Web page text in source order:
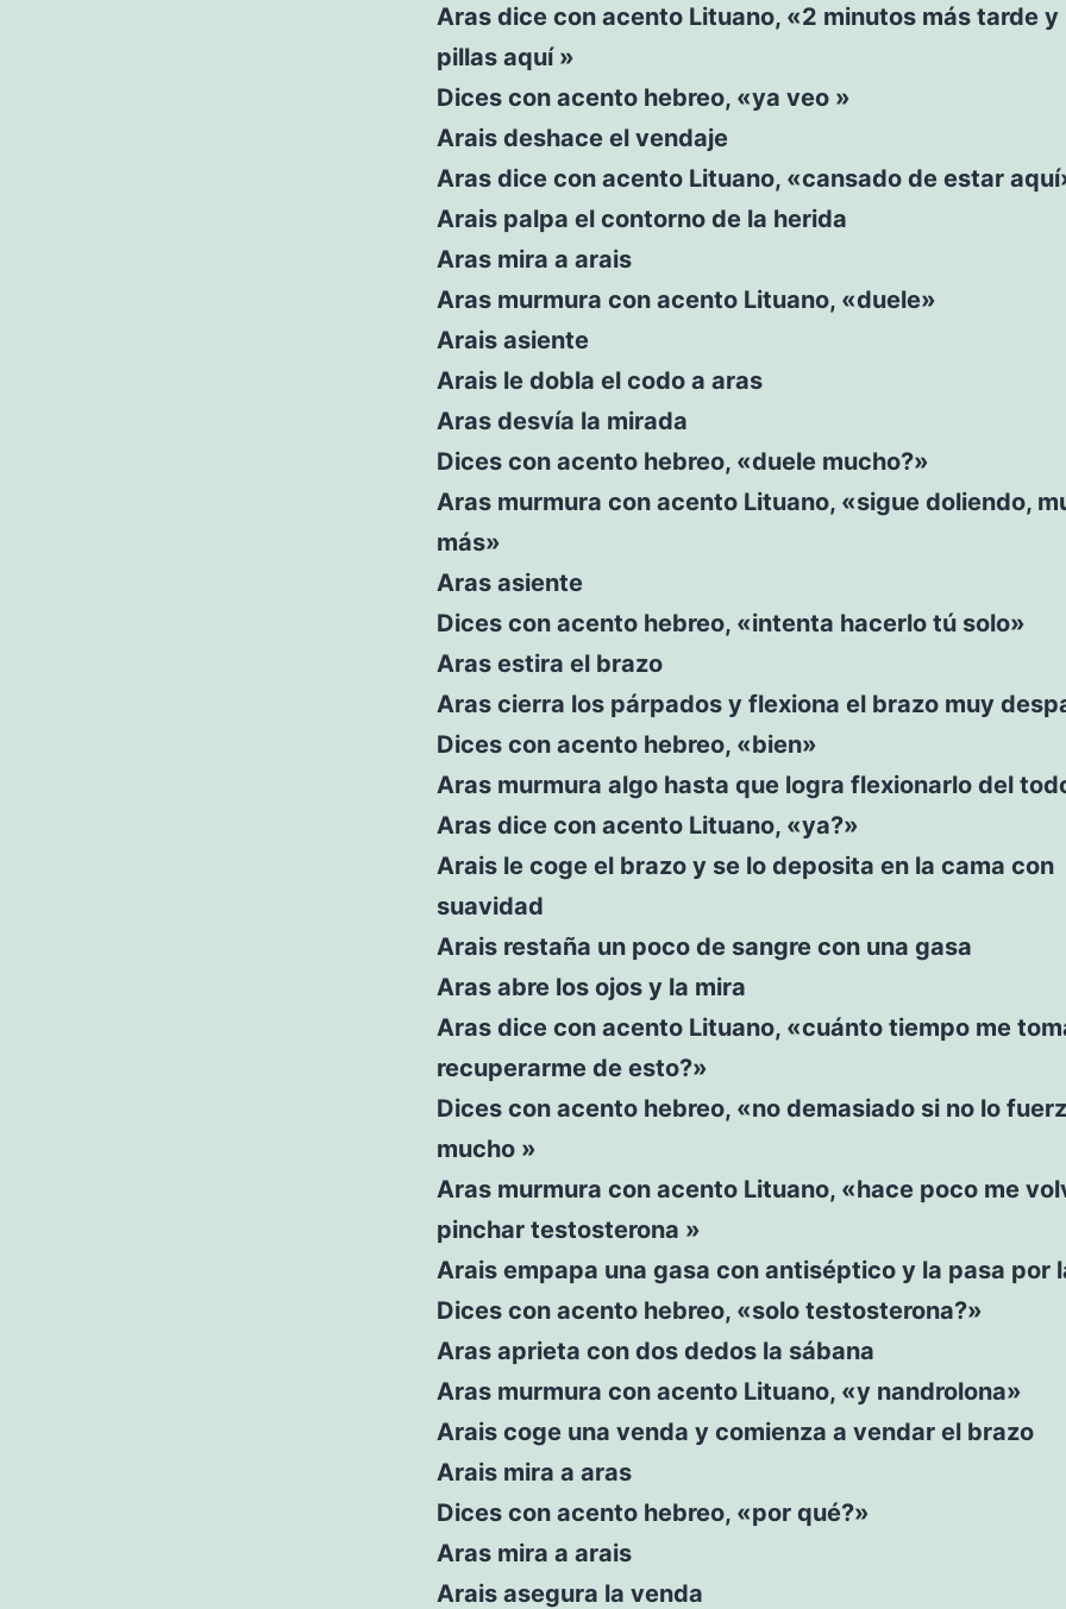
Aras dice con acento Lituano, «2 minutos más tarde y
pillas aquí »
Dices con acento hebreo, «ya veo »
Arais deshace el vendaje
Aras dice con acento Lituano, «cansado de estar
Arais palpa el contorno de la herida
Aras mira a arais
Aras murmura con acento Lituano, «duele»
Arais asiente
Arais le dobla el codo a aras
Aras desvía la mirada
Dices con acento hebreo, «duele mucho?»
Aras murmura con acento Lituano, «sigue doliendo,
más»
Aras asiente
Dices con acento hebreo, «intenta hacerlo tú solo»
Aras estira el brazo
Aras cierra los párpados y flexiona el brazo muy
Dices con acento hebreo, «bien»
Aras murmura algo hasta que logra flexionarlo del
Aras dice con acento Lituano, «ya?»
Arais le coge el brazo y se lo deposita en la cama con
suavidad
Arais restaña un poco de sangre con una gasa
Aras abre los ojos y la mira
Aras dice con acento Lituano, «cuánto tiempo me
recuperarme de esto?»
Dices con acento hebreo, «no demasiado si no lo
mucho »
Aras murmura con acento Lituano, «hace poco me
pinchar testosterona »
Arais empapa una gasa con antiséptico y la pasa por
Dices con acento hebreo, «solo testosterona?»
Aras aprieta con dos dedos la sábana
Aras murmura con acento Lituano, «y nandrolona»
Arais coge una venda y comienza a vendar el brazo
Arais mira a aras
Dices con acento hebreo, «por qué?»
Aras mira a arais
Arais asegura la venda